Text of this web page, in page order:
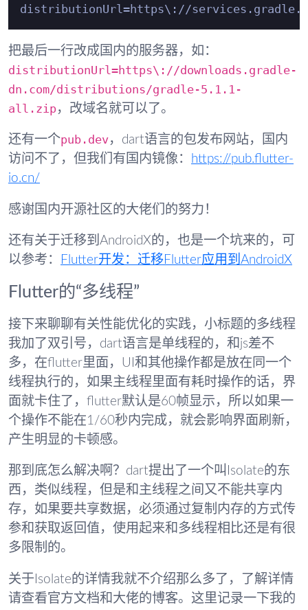
distributionUrl=https\://
把最后一行改成国内的服务器，如：
distributionUrl=https\://downloads.gradle-
dn.com/distributions/gradle-5.1.1-
all.zip，改域名就可以了。
还有一个pub.dev，dart语言的包发布网站，国内
访问不了，但我们有国内镜像：
https://pub.flutter-
io.cn/
感谢国内开源社区的大佬们的努力！
还有关于迁移到AndroidX的，也是一个坑来的，可
以参考：
Flutter开发：迁移Flutter应用到AndroidX
Flutter的“多线程”
接下来聊聊有关性能优化的实践，小标题的多线程
我加了双引号，dart语言是单线程的，和js差不
多，在flutter里面，UI和其他操作都是放在同一个
线程执行的，如果主线程里面有耗时操作的话，界
面就卡住了，flutter默认是60帧显示，所以如果一
个操作不能在1/60秒内完成，就会影响界面刷新，
产生明显的卡顿感。
那到底怎么解决啊？dart提出了一个叫Isolate的东
西，类似线程，但是和主线程之间又不能共享内
存，如果要共享数据，必须通过复制内存的方式传
参和获取返回值，使用起来和多线程相比还是有很
多限制的。
关于Isolate的详情我就不介绍那么多了，了解详情
请查看官方文档和大佬的博客。这里记录一下我的